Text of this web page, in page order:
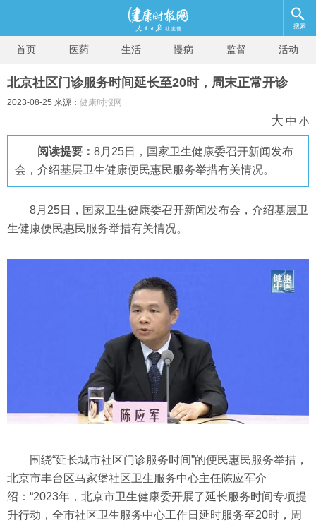
搜索
首页 医药 生活 慢病 监督 活动
北京社区门诊服务时间延长至20时，周末正常开诊
2023-08-25 来源： 健康时报网
大 中 小
阅读提要： 8月25日，国家卫生健康委召开新闻发布
会，介绍基层卫生健康便民惠民服务举措有关情况。
8月25日，国家卫生健康委召开新闻发布会，介绍基层卫
生健康便民惠民服务举措有关情况。
围绕“延长城市社区门诊服务时间”的便民惠民服务举措，
北京市丰台区马家堡社区卫生服务中心主任陈应军介
绍：“2023年，北京市卫生健康委开展了延长服务时间专项提
升行动，全市社区卫生服务中心工作日延时服务至20时，周